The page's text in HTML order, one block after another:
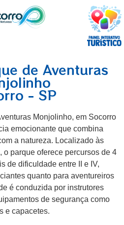
de Aventuras
- SP
Monjolinho, em Socorro
emocionante que combina
a natureza. Localizado às
o parque oferece percursos de 4
de dificuldade entre II e IV,
quanto para aventureiros
é conduzida por instrutores
de segurança como
e capacetes.